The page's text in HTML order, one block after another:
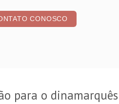
CONOSCO
para o dinamarquês